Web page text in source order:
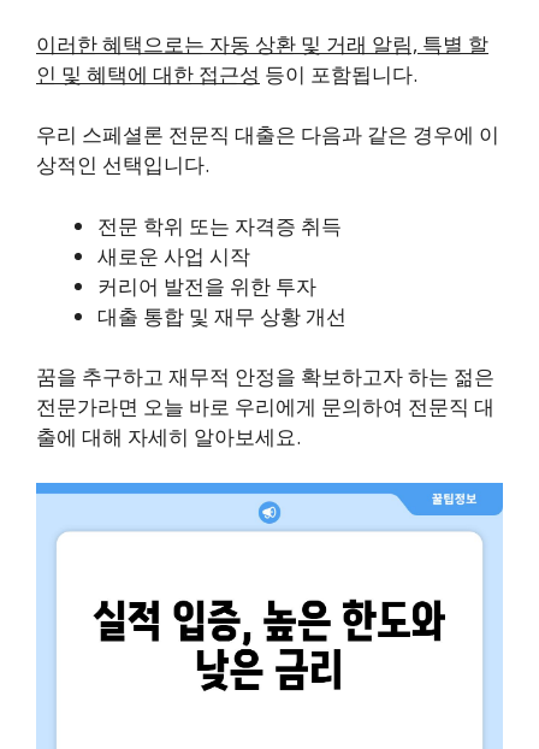
이러한 혜택으로는 자동 상환 및 거래 알림, 특별 할
인 및 혜택에 대한 접근성 등이 포함됩니다.
우리 스페셜론 전문직 대출은 다음과 같은 경우에 이
상적인 선택입니다.
전문 학위 또는 자격증 취득
새로운 사업 시작
커리어 발전을 위한 투자
대출 통합 및 재무 상황 개선
꿈을 추구하고 재무적 안정을 확보하고자 하는 젊은
전문가라면 오늘 바로 우리에게 문의하여 전문직 대
출에 대해 자세히 알아보세요.